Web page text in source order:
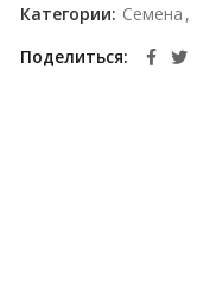
Категории: Семена ,
Поделиться